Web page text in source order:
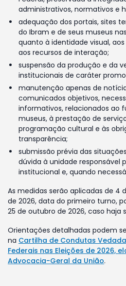
administrativos, normativos e
adequação dos portais, sites
do Ibram e de seus museus
quanto à identidade visual,
aos recursos de interação;
suspensão da produção e da
institucionais de caráter
manutenção apenas de
comunicados objetivos,
informativos, relacionados ao
museus, à prestação de
programação cultural e às
transparência;
submissão prévia das
dúvida à unidade responsável
institucional e, quando
As medidas serão aplicadas de 4
de 2026, data do primeiro turno,
25 de outubro de 2026, caso haja
Orientações detalhadas podem
na Cartilha de Condutas
Federais nas Eleições de 2026,
Advocacia-Geral da União.